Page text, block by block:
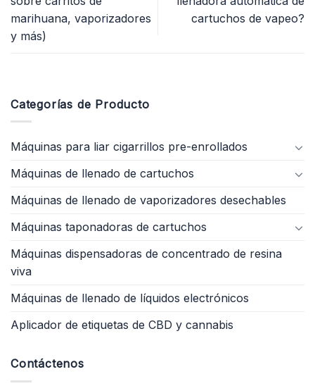
marihuana, vaporizadores
y más)
cartuchos de vapeo?
Categorías de Producto
Máquinas para liar cigarrillos pre-enrollados
Máquinas de llenado de cartuchos
Máquinas de llenado de vaporizadores desechables
Máquinas taponadoras de cartuchos
Máquinas dispensadoras de concentrado de resina
viva
Máquinas de llenado de líquidos electrónicos
Aplicador de etiquetas de CBD y cannabis
Contáctenos